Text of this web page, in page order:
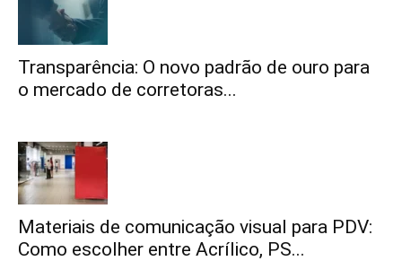
Transparência: O novo padrão de ouro para
o mercado de corretoras...
Materiais de comunicação visual para PDV:
Como escolher entre Acrílico, PS...